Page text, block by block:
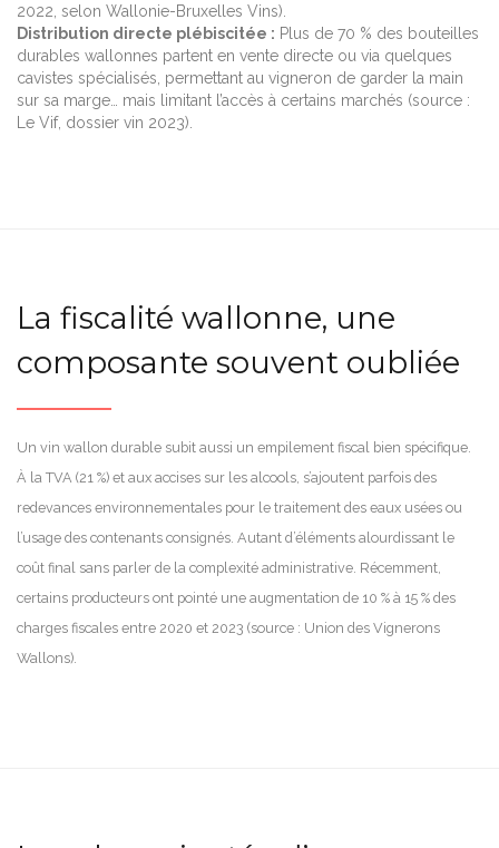
2022, selon Wallonie-Bruxelles Vins).
Distribution directe plébiscitée : Plus de 70 % des bouteilles
durables wallonnes partent en vente directe ou via quelques
cavistes spécialisés, permettant au vigneron de garder la main
sur sa marge… mais limitant l’accès à certains marchés (source :
Le Vif, dossier vin 2023).
La fiscalité wallonne, une
composante souvent oubliée
Un vin wallon durable subit aussi un empilement fiscal bien spécifique.
À la TVA (21 %) et aux accises sur les alcools, s’ajoutent parfois des
redevances environnementales pour le traitement des eaux usées ou
l’usage des contenants consignés. Autant d’éléments alourdissant le
coût final sans parler de la complexité administrative. Récemment,
certains producteurs ont pointé une augmentation de 10 % à 15 % des
charges fiscales entre 2020 et 2023 (source : Union des Vignerons
Wallons).